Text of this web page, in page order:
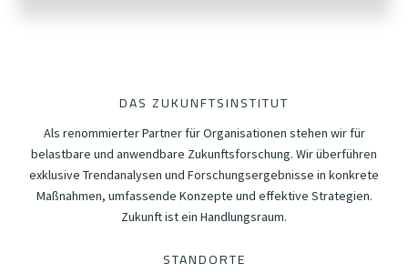
DAS ZUKUNFTSINSTITUT
Als renommierter Partner für Organisationen stehen wir für
belastbare und anwendbare Zukunftsforschung. Wir überführen
exklusive Trendanalysen und Forschungsergebnisse in konkrete
Maßnahmen, umfassende Konzepte und effektive Strategien.
Zukunft ist ein Handlungsraum.
STANDORTE